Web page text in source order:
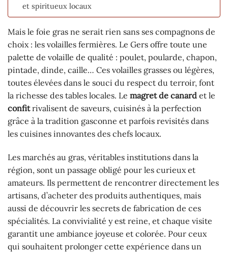
et spiritueux locaux
Mais le foie gras ne serait rien sans ses compagnons de
choix : les volailles fermières. Le Gers offre toute une
palette de volaille de qualité : poulet, poularde, chapon,
pintade, dinde, caille… Ces volailles grasses ou légères,
toutes élevées dans le souci du respect du terroir, font
la richesse des tables locales. Le magret de canard et le
confitrivalisent de saveurs, cuisinés à la perfection
grâce à la tradition gasconne et parfois revisités dans
les cuisines innovantes des chefs locaux.
Les marchés au gras, véritables institutions dans la
région, sont un passage obligé pour les curieux et
amateurs. Ils permettent de rencontrer directement les
artisans, d’acheter des produits authentiques, mais
aussi de découvrir les secrets de fabrication de ces
spécialités. La convivialité y est reine, et chaque visite
garantit une ambiance joyeuse et colorée. Pour ceux
qui souhaitent prolonger cette expérience dans un